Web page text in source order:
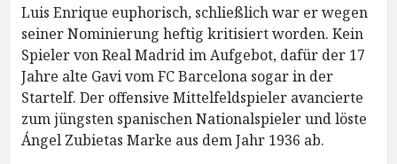
Luis Enrique euphorisch, schließlich war er wegen
seiner Nominierung heftig kritisiert worden. Kein
Spieler von Real Madrid im Aufgebot, dafür der 17
Jahre alte Gavi vom FC Barcelona sogar in der
Startelf. Der offensive Mittelfeldspieler avancierte
zum jüngsten spanischen Nationalspieler und löste
Ángel Zubietas Marke aus dem Jahr 1936 ab.